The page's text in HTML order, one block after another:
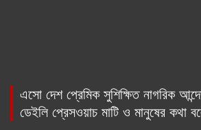
এসো দেশ প্রেমিক সুশিক্ষিত নাগরিক
ডেইলি প্রেসওয়াচ মাটি ও মানুষের কথা